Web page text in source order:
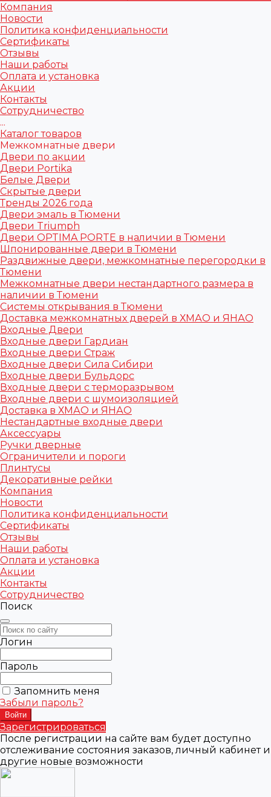
Компания
Новости
Политика конфиденциальности
Сертификаты
Отзывы
Наши работы
Оплата и установка
Акции
Контакты
Сотрудничество
...
Каталог товаров
Межкомнатные двери
Двери по акции
Двери Portika
Белые Двери
Скрытые двери
Тренды 2026 года
Двери эмаль в Тюмени
Двери Triumph
Двери OPTIMA PORTE в наличии в Тюмени
Шпонированные двери в Тюмени
Раздвижные двери, межкомнатные перегородки в
Тюмени
Межкомнатные двери нестандартного размера в
наличии в Тюмени
Системы открывания в Тюмени
Доставка межкомнатных дверей в ХМАО и ЯНАО
Входные Двери
Входные двери Гардиан
Входные двери Страж
Входные двери Сила Сибири
Входные двери Бульдорс
Входные двери с терморазрывом
Входные двери с шумоизоляцией
Доставка в ХМАО и ЯНАО
Нестандартные входные двери
Аксессуары
Ручки дверные
Ограничители и пороги
Плинтусы
Декоративные рейки
Компания
Новости
Политика конфиденциальности
Сертификаты
Отзывы
Наши работы
Оплата и установка
Акции
Контакты
Сотрудничество
Поиск
Логин
Пароль
Запомнить меня
Забыли пароль?
Зарегистрироваться
После регистрации на сайте вам будет доступно
отслеживание состояния заказов, личный кабинет и
другие новые возможности